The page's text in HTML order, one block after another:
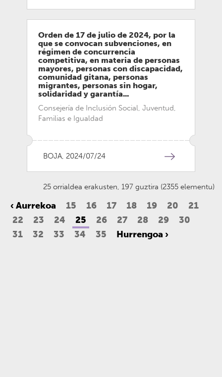
Orden de 17 de julio de 2024, por la
que se convocan subvenciones, en
régimen de concurrencia
competitiva, en materia de personas
mayores, personas con discapacidad,
comunidad gitana, personas
migrantes, personas sin hogar,
solidaridad y garantía...
Consejería de Inclusión Social, Juventud,
Familias e Igualdad
BOJA, 2024/07/24
25 orrialdea erakusten, 197 guztira (2355 elementu)
‹ Aurrekoa 15 16 17 18 19 20
21
22
23 24 25 26 27 28 29
30
31
32 33 34 35 Hurrengoa ›